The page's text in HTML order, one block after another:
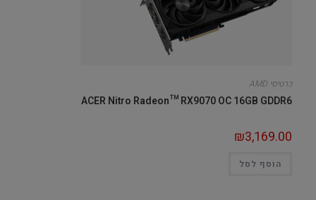
כרטיסי AMD
ACER Nitro Radeon™ RX9070 OC 16GB GDDR6
₪3,169.00
הוסף לסל